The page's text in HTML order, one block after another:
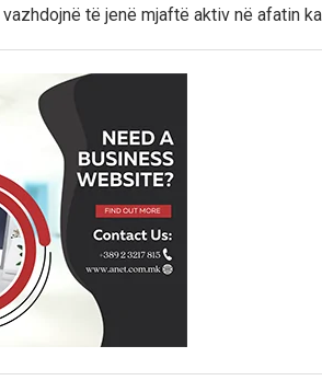
të jenë mjaftë aktiv në afatin